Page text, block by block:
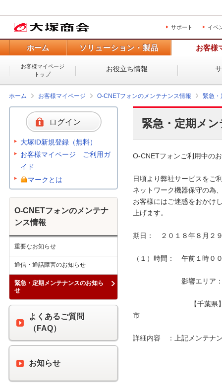
サポート イベ
ホーム ソリューション・製品 お客様
お客様マイページ
トップ
お役立ち情報
ホーム お客様マイページ O-CNETフォンのメンテナンス情報 緊急・
緊急・定期メ
O-CNETフォンご利用中の
日頃より弊社サービスをご
ネットワーク機器保守の為
お客様にはご迷惑をおかけ
上げます。
期日：　２０１８年８月２
（１）時間：　午前１時０
影響エリア：　下記
【千葉県】　千葉市
詳細内容　：上記メンテナ
ログイン
大塚ID新規登録（無料）
お客様マイページ ご利用ガ
イド
マークとは
O-CNETフォンのメンテナ
ンス情報
重要なお知らせ
通信・通話障害のお知らせ
緊急・定期メンテナンスのお知ら
せ
よくあるご質問
（FAQ）
お知らせ